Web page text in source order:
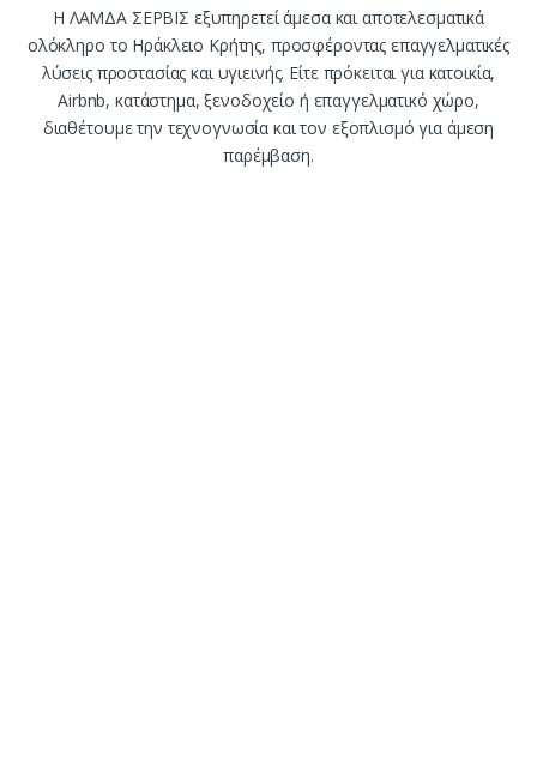
Η ΛΑΜΔΑ ΣΕΡΒΙΣ εξυπηρετεί άμεσα και αποτελεσματικά
ολόκληρο το Ηράκλειο Κρήτης, προσφέροντας επαγγελματικές
λύσεις προστασίας και υγιεινής. Είτε πρόκειται για κατοικία,
Airbnb, κατάστημα, ξενοδοχείο ή επαγγελματικό χώρο,
διαθέτουμε την τεχνογνωσία και τον εξοπλισμό για άμεση
παρέμβαση.